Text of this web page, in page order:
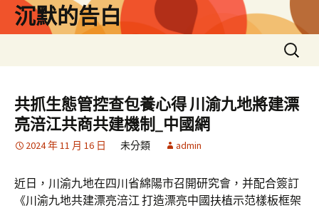
沉默的告白
搜
尋
鍵
字:
共抓生態管控查包養心得 川渝九地將建漂
亮涪江共商共建機制_中國網
2024 年 11 月 16 日 未分類 admin
近日，川渝九地在四川省綿陽市召開研究會，并配合簽訂
《川渝九地共建漂亮涪江 打造漂亮中國扶植示范樣板框架